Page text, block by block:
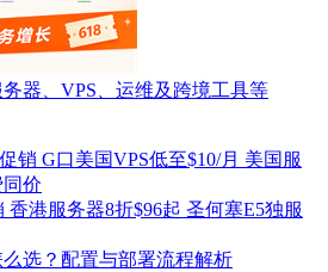
器、VPS、运维及跨境工具等
销 G口美国VPS低至$10/月 美国服
价
香港服务器8折$96起 圣何塞E5独服
么选？配置与部署流程解析